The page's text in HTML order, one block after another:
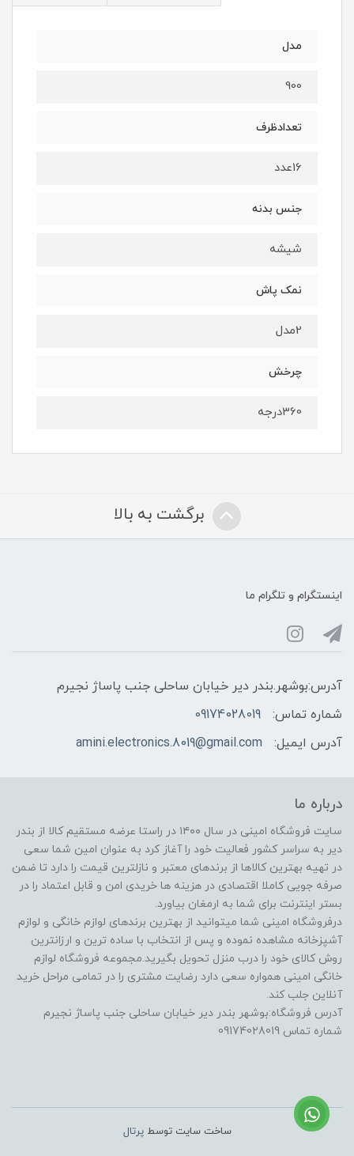
مدل
900
تعدادظرف
16عدد
جنس بدنه
شیشه
نمک پاش
2مدل
چرخش
360درجه
برگشت به بالا
اینستگرام و تلگرام ما
آدرس:بوشهر.بندر دیر خیابان ساحلی جنب پاساژ نجیرم
شماره تماس:
09174028019
آدرس ایمیل:
amini.electronics.8019@gmail.com
درباره ما
سایت فروشگاه امینی در سال ۱۴۰۰ در راستا عرضه مستقیم کالا از بندر
دیر به سراسر کشور فعالیت خود را آغاز کرد به عنوان امین شما سعی
در تهیه بهترین کالاها از برندهای معتبر و نازلترین قیمت را دارد تا ضمن
صرفه جویی کاملا اقتصادی در هزینه ها خریدی امن و قابل اعتماد را در
بستر اینترنت برای شما به ارمغان بیاورد.
درفروشگاه امینی شما میتوانید از بهترین برندهای لوازم خانگی و لوازم
آشپزخانه مشاهده نموده و پس از انتخاب با ساده ترین و ارزانترین
روش کالای خود را درب منزل تحویل بگیرید.مجموعه فروشگاه لوازم
خانگی امینی همواره سعی دارد رضایت مشتری را در تمامی مراحل خرید
آنلاین جلب کند.
آدرس فروشگاه:بوشهر بندر دیر خیابان ساحلی جنب پاساژ نجیرم
شماره تماس 09174028019
ساخت سایت توسطپرتال